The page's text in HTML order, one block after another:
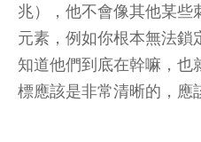
兆），他不會像其他某些
元素，例如你根本無法鎖
知道他們到底在幹嘛，也
標應該是非常清晰的，應